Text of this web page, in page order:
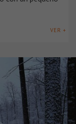
VER +